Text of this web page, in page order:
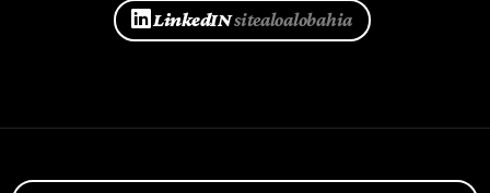
LinkedINsitealoalobahia